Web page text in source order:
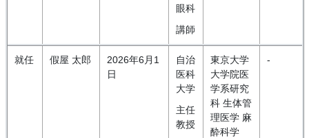
眼科
講師
就任 假屋 太郎
2026年6月1
日
自治
医科
大学
主任
教授
東京大学
大学院医
学系研究
科 生体管
理医学 麻
酔科学
-